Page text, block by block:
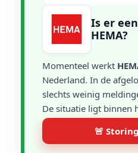
Is er
HEMA?
Momenteel werkt
Nederland. In de
slechts weinig
De situatie ligt binnen
🚨